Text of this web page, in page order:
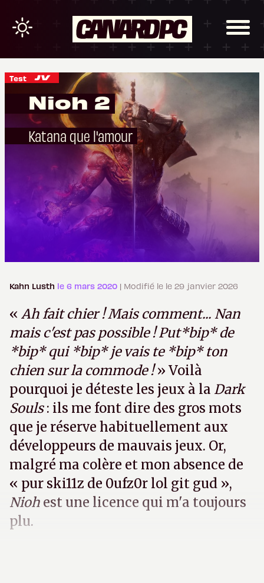
Test
Nioh 2
Katana que l'amour
Kahn Lusth le 6 mars 2020 | Modifié le le 29 janvier 2026
« Ah fait chier ! Mais comment... Nan
mais c'est pas possible ! Put*bip* de
*bip* qui *bip* je vais te *bip* ton
chien sur la commode !» Voilà
pourquoi je déteste les jeux à la Dark
Souls: ils me font dire des gros mots
que je réserve habituellement aux
développeurs de mauvais jeux. Or,
malgré ma colère et mon absence de
« pur ski11z de 0ufz0r lol git gud »,
Nioh est une licence qui m'a toujours
plu.